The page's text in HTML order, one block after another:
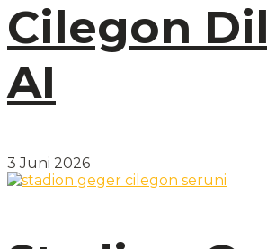
Cilegon
AI
3 Juni 2026